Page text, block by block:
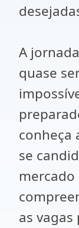
A
quase
conheça
se
as